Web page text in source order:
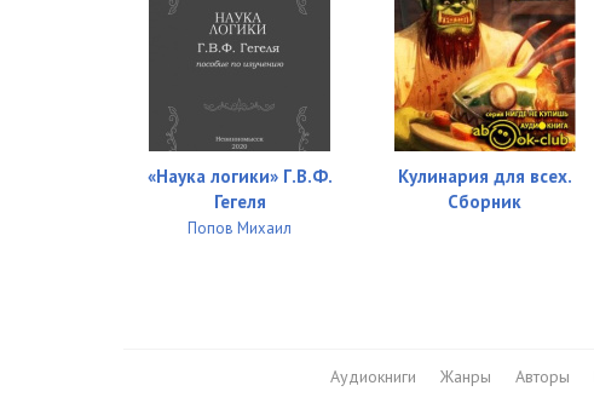
«Наука логики» Г.В.Ф.
Гегеля
Попов Михаил
Кулинария для всех.
Сборник
Аудиокниги Жанры Авторы